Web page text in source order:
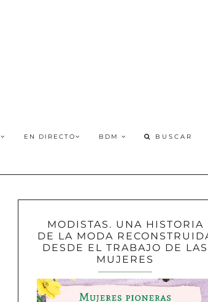
EN DIRECTO BDM
MODISTAS. UNA HISTORIA
DE LA MODA
DESDE EL TRABAJO DE LAS
MUJERES